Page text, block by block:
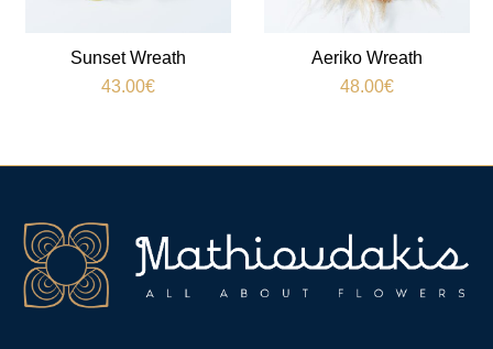
Sunset Wreath
43.00€
Aeriko Wreath
48.00€